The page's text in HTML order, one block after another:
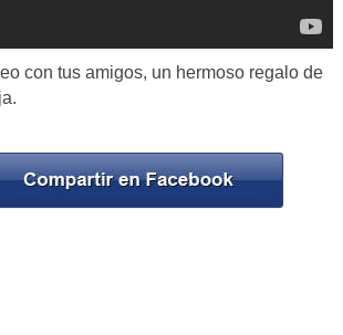
con tus amigos, un hermoso regalo de